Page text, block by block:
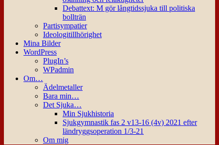
Debattext: M gör långtidssjuka till politiska
bollträn
Partisympatier
Ideologitillhörighet
Mina Bilder
WordPress
PlugIn’s
WPadmin
Om…
Ädelmetaller
Bara min…
Det Sjuka…
Min Sjukhistoria
Sjukgymnastik fas 2 v13-16 (4v) 2021 efter
ländryggsoperation 1/3-21
Om mig